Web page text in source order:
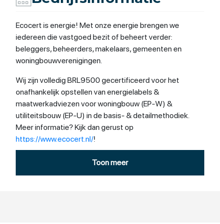
Ecocert is energie! Met onze energie brengen we
iedereen die vastgoed bezit of beheert verder:
beleggers, beheerders, makelaars, gemeenten en
woningbouwverenigingen.
Wij zijn volledig BRL9500 gecertificeerd voor het
onafhankelijk opstellen van energielabels &
maatwerkadviezen voor woningbouw (EP-W) &
utiliteitsbouw (EP-U) in de basis- & detailmethodiek.
Meer informatie? Kijk dan gerust op
https://www.ecocert.nl/!
Toon meer